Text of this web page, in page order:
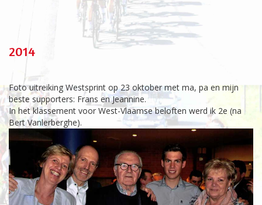
2014
Foto uitreiking Westsprint op 23 oktober met ma, pa en mijn
beste supporters: Frans en Jeannine.
In het klassement voor West-Vlaamse beloften werd ik 2e (na
Bert Vanlerberghe).